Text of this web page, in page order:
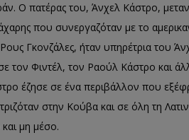
Ο πατέρας του, Άνχελ Κάστρο,
που συνεργαζόταν με το
Γκονζάλες, ήταν υπηρέτρια του
τον Φιντέλ, τον Ραούλ Κάστρο και
έζησε σε ένα περιβάλλον που
στην Κούβα και σε όλη τη
μη μέσο.